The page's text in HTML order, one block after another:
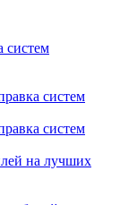
систем
систем
систем
на лучших